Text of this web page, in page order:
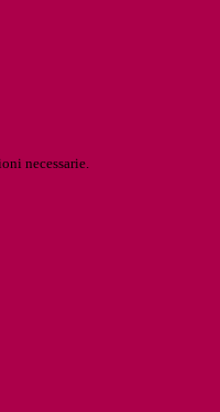
necessarie.